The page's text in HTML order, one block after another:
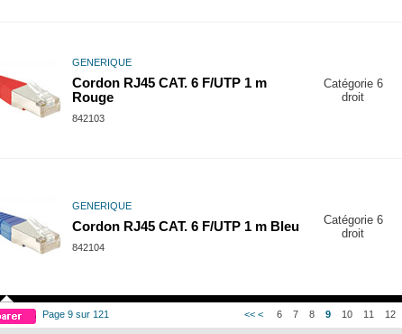
GENERIQUE
Cordon RJ45 CAT. 6 F/UTP 1 m
Rouge
842103
Catégorie 6
droit
GENERIQUE
Cordon RJ45 CAT. 6 F/UTP 1 m Bleu
842104
Catégorie 6
droit
Page 9 sur 121 << < 6 7 8 9 10 11 12